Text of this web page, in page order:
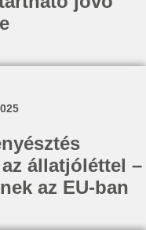
állatjóléttel –
az EU-ban